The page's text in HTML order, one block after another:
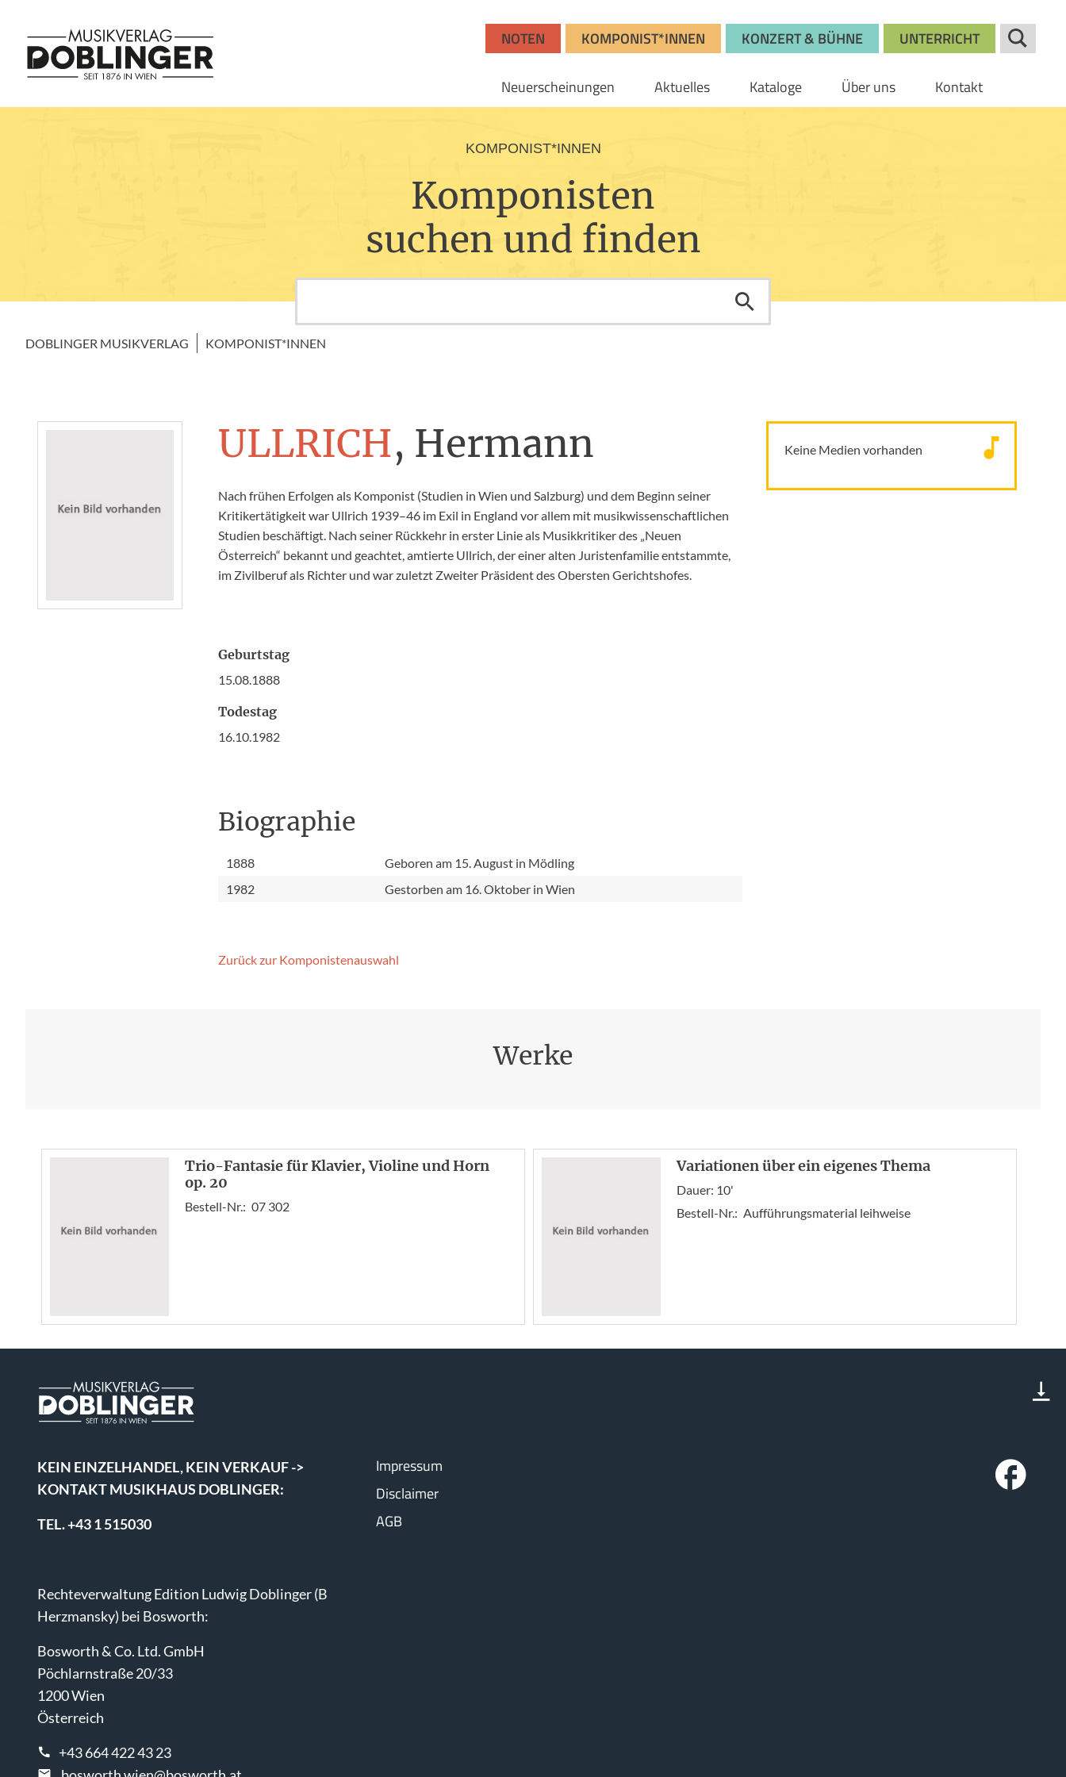
NOTEN KOMPONIST*INNEN KONZERT & BÜHNE UNTERRICHT
Neuerscheinungen Aktuelles Kataloge Über uns Kontakt
KOMPONIST*INNEN
Komponisten
suchen und finden
DOBLINGER MUSIKVERLAG KOMPONIST*INNEN
ULLRICH, Hermann
Nach frühen Erfolgen als Komponist (Studien in Wien und Salzburg) und dem Beginn seiner
Kritikertätigkeit war Ullrich 1939–46 im Exil in England vor allem mit musikwissenschaftlichen
Studien beschäftigt. Nach seiner Rückkehr in erster Linie als Musikkritiker des „Neuen
Österreich“ bekannt und geachtet, amtierte Ullrich, der einer alten Juristenfamilie entstammte,
im Zivilberuf als Richter und war zuletzt Zweiter Präsident des Obersten Gerichtshofes.
Geburtstag
15.08.1888
Todestag
16.10.1982
Biographie
1888
Geboren am 15. August in Mödling
1982
Gestorben am 16. Oktober in Wien
Zurück zur Komponisten­auswahl
Keine Medien vorhanden
Werke
Trio-Fantasie für Klavier, Violine und Horn
op. 20
Bestell-Nr.: 07 302
Variationen über ein eigenes Thema
Dauer: 10'
Bestell-Nr.: Aufführungsmaterial leihweise
KEIN EINZELHANDEL, KEIN VERKAUF ->
KONTAKT MUSIKHAUS DOBLINGER:
TEL. +43 1 515030
Rechteverwaltung Edition Ludwig Doblinger (B
Herzmansky) bei Bosworth:
Bosworth & Co. Ltd. GmbH
Pöchlarnstraße 20/33
1200 Wien
Österreich
+43 664 422 43 23
Impressum
Disclaimer
AGB